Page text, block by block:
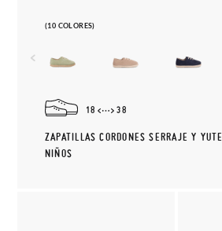
(10 COLORES)
18 38
ZAPATILLAS CORDONES SERRAJE Y YUTE
NIÑOS